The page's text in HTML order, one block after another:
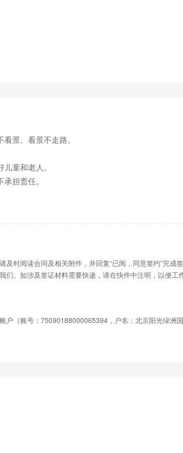
景、看景不走路。
童和老人。
担责任。
时阅读合同及相关附件，并回复“已阅，同意签约”完成签
。如涉及签证材料需要快递，请在快件中注明，以便工
（账号：75090188000065394，户名：北京阳光绿洲